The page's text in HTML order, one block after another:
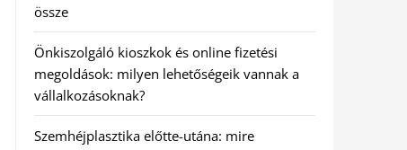
össze
Önkiszolgáló kioszkok és online fizetési
megoldások: milyen lehetőségeik vannak a
vállalkozásoknak?
Szemhéjplasztika előtte-utána: mire